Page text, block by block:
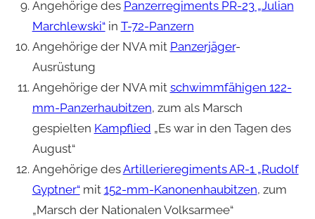
Angehörige des Panzerregiments PR-23 „Julian
Marchlewski“in T-72-Panzern
Angehörige der NVA mit Panzerjäger-
Ausrüstung
Angehörige der NVA mit schwimmfähigen 122-
mm-Panzerhaubitzen, zum als Marsch
gespielten Kampflied „Es war in den Tagen des
August“
Angehörige desArtillerieregiments AR-1 „Rudolf
Gyptner“mit 152-mm-Kanonenhaubitzen, zum
„Marsch der Nationalen Volksarmee“